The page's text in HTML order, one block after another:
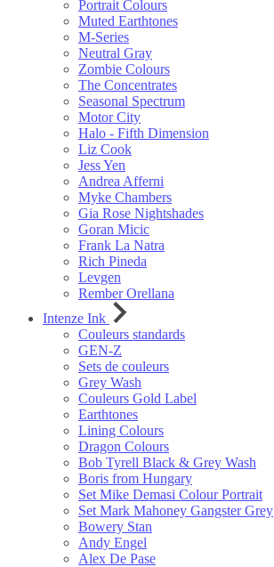
Portrait Colours
Muted Earthtones
M-Series
Neutral Gray
Zombie Colours
The Concentrates
Seasonal Spectrum
Motor City
Halo - Fifth Dimension
Liz Cook
Jess Yen
Andrea Afferni
Myke Chambers
Gia Rose Nightshades
Goran Micic
Frank La Natra
Rich Pineda
Levgen
Rember Orellana
Intenze Ink
Couleurs standards
GEN-Z
Sets de couleurs
Grey Wash
Couleurs Gold Label
Earthtones
Lining Colours
Dragon Colours
Bob Tyrell Black & Grey Wash
Boris from Hungary
Set Mike Demasi Colour Portrait
Set Mark Mahoney Gangster Grey
Bowery Stan
Andy Engel
Alex De Pase